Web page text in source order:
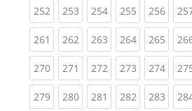
252(current)
253(current)
254(current)
255(current)
256
261 (current)
262(current)
263(current)
264(current)
265
270(current)
271 (current)
272(current)
273(current)
274
279(current)
280(current)
281 (current)
282(current)
283